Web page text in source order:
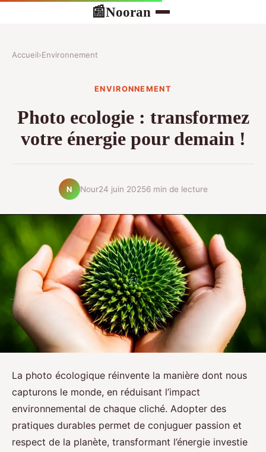
📰Nooran
Accueil›Environnement
ENVIRONNEMENT
Photo ecologie : transformez
votre énergie pour demain !
N Nour24 juin 20256 min de lecture
La photo écologique réinvente la manière dont nous
capturons le monde, en réduisant l’impact
environnemental de chaque cliché. Adopter des
pratiques durables permet de conjuguer passion et
respect de la planète, transformant l’énergie investie